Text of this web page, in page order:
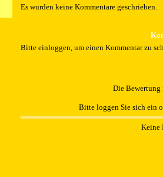
Es wurden keine Kommentare geschrieben.
Bitte einloggen, um einen Kommentar zu
Die
Bitte loggen Sie sich ein
Keine